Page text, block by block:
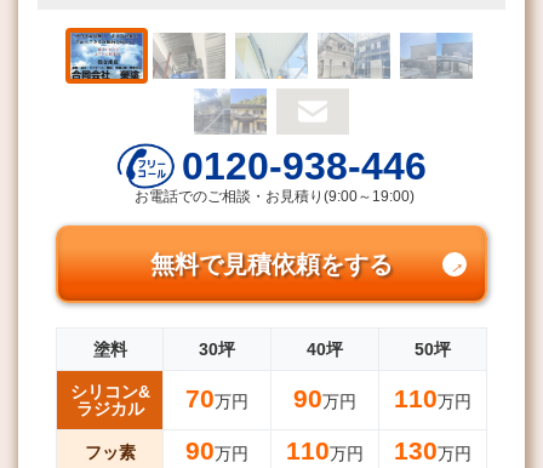
0120-938-446
お電話でのご相談・お見積り(9:00～19:00)
無料で見積依頼をする
塗料 30坪 40坪 50坪
シリコン&
ラジカル
70万円 90万円 110万円
フッ素 90万円 110万円 130万円